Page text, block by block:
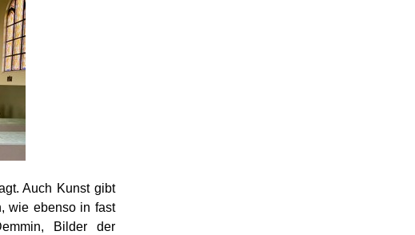
Auch Kunst gibt
wie ebenso in fast
Bilder der